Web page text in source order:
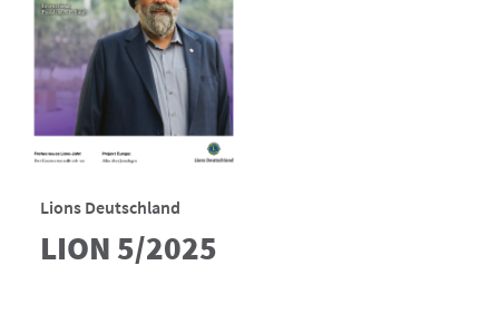
Lions Deutschland
LION 5/2025